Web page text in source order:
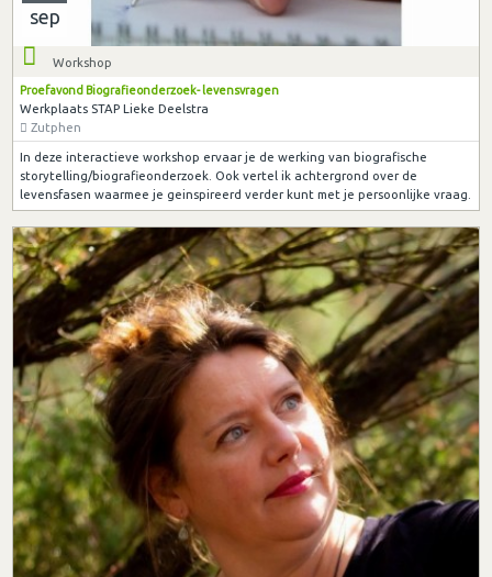
sep
Workshop
Proefavond Biografieonderzoek- levensvragen
Werkplaats STAP Lieke Deelstra
Zutphen
In deze interactieve workshop ervaar je de werking van biografische
storytelling/biografieonderzoek. Ook vertel ik achtergrond over de
levensfasen waarmee je geinspireerd verder kunt met je persoonlijke vraag.